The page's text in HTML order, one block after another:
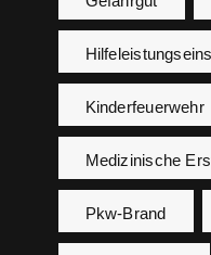
Kinderfeuerwehr
Medizinische
Pkw-Brand